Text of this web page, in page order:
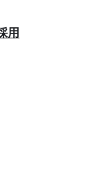
用